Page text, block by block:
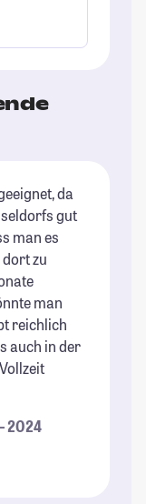
da
gut
man es
zu
man
reichlich
auch in der
2024